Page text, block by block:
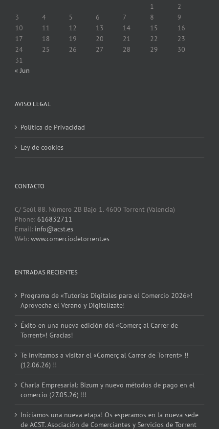
1
2
3
4 5 6 7 8
9
10
11 12 13 14 15
16
17
18 19 20 21 22
23
24
25 26 27 28 29
30
31
« Jun
AVISO LEGAL
Política de Privacidad
Ley de cookies
CONTACTO
C/ Seúl 88. Número 2B Bajo 1. 4600 Torrent (Valencia)
Phone: 616832711
Email: info@acst.es
Web: www.comerciodetorrent.es
ENTRADAS RECIENTES
Programa de «Tutorías Digitales para el Comercio 2026»!
Aprovecha el Verano y Digitalízate!
Éxito en una nueva edición del «Comerç al Carrer de
Torrent»! Gracias!
Te invitamos a visitar el «Comerç al Carrer de Torrent» !!
(12.06.26) !!
Charla Empresarial: Bizum y nuevo métodos de pago en el
comercio (27.05.26) !!!
Iniciamos una nueva etapa! Os esperamos en la nueva sede
de ACST. Asociación de Comerciantes y Servicios de Torrent